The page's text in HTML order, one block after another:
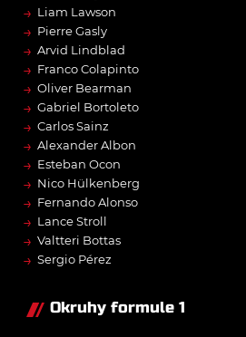
→ Liam Lawson
→ Pierre Gasly
→ Arvid Lindblad
→ Franco Colapinto
→ Oliver Bearman
→ Gabriel Bortoleto
→ Carlos Sainz
→ Alexander Albon
→ Esteban Ocon
→ Nico Hülkenberg
→ Fernando Alonso
→ Lance Stroll
→ Valtteri Bottas
→ Sergio Pérez
Okruhy formule 1